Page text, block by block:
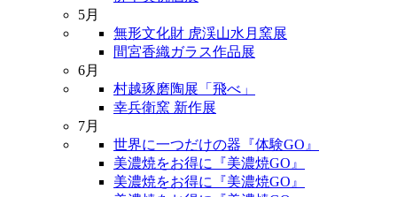
5月
無形文化財 虎渓山水月窯展
間宮香織ガラス作品展
6月
村越琢磨陶展「飛べ」
幸兵衛窯 新作展
7月
世界に一つだけの器『体験GO』
美濃焼をお得に『美濃焼GO』
美濃焼をお得に『美濃焼GO』